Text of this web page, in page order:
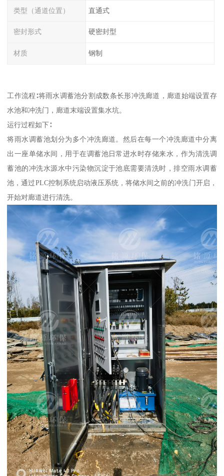
类型（通道位置） 直通式
密封形式 硬密封型
材质 钢制
工作流程∶将雨水调蓄池分割成数条长形冲洗廊道，廊道始端设置存
水池和冲洗门，廊道末端设置集水坑。
运行过程如下∶
将雨水调蓄池划分为多个冲洗廊道。然后在每一个冲洗廊道中分离
出一座单储水间，用于在调蓄池日常进水时存储来水，作为清洗调
蓄池的冲洗水源水中污染物沉淀于池底需要清洗时，排空雨水调蓄
池，通过PLC控制系统启动液压系统，将储水间之前的冲洗门开启，
开始对廊道进行清洗。